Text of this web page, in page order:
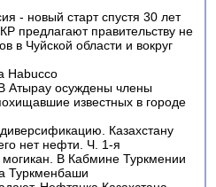
- новый старт спустя 30 лет
предлагают правительству не
в Чуйской области и вокруг
Нabucco
Атырау осуждены члены
известных в городе
Казахстану
нет нефти. Ч. 1-я
В Кабмине Туркмении
Туркменбаши